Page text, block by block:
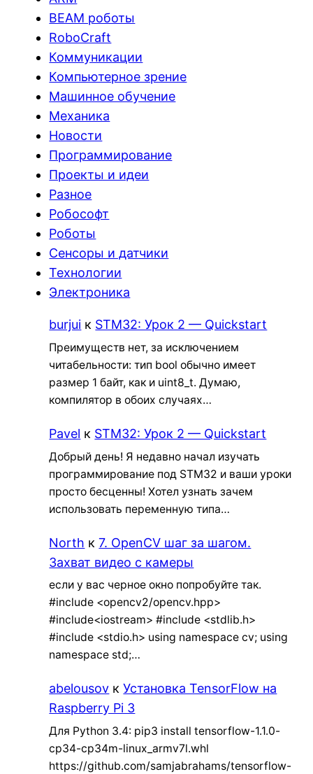
BEAM роботы
RoboCraft
Коммуникации
Компьютерное зрение
Машинное обучение
Механика
Новости
Программирование
Проекты и идеи
Разное
Робософт
Роботы
Сенсоры и датчики
Технологии
Электроника
burjui к STM32: Урок 2 — Quickstart
Преимуществ нет, за исключением
читабельности: тип bool обычно имеет
размер 1 байт, как и uint8_t. Думаю,
компилятор в обоих случаях…
Pavel к STM32: Урок 2 — Quickstart
Добрый день! Я недавно начал изучать
программирование под STM32 и ваши уроки
просто бесценны! Хотел узнать зачем
использовать переменную типа…
North к7. OpenCV шаг за шагом.
Захват видео с камеры
если у вас черное окно попробуйте так.
#include <opencv2/opencv.hpp>
#include<iostream> #include <stdlib.h>
#include <stdio.h> using namespace cv; using
namespace std;…
abelousov кУстановка TensorFlow на
Raspberry Pi 3
Для Python 3.4: pip3 install tensorflow-1.1.0-
cp34-cp34m-linux_armv7l.whl
https://github.com/samjabrahams/tensorflow-